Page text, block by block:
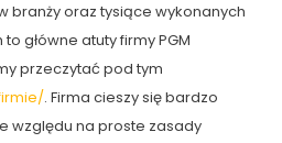
branży oraz tysiące wykonanych
główne atuty firmy PGM
przeczytać pod tym
. Firma cieszy się bardzo
względu na proste zasady